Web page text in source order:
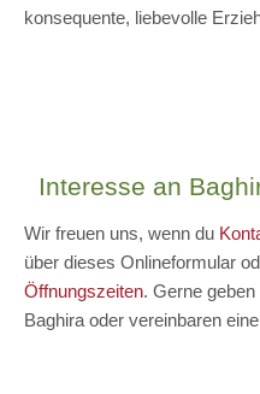
konsequente, liebevolle
Interesse an
Wir freuen uns, wenn du
über dieses Onlineformular
Öffnungszeiten. Gerne
Baghira oder vereinbaren